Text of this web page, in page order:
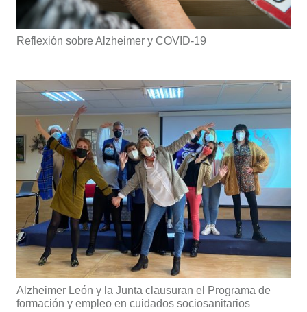
Reflexión sobre Alzheimer y COVID-19
Alzheimer León y la Junta clausuran el Programa de
formación y empleo en cuidados sociosanitarios